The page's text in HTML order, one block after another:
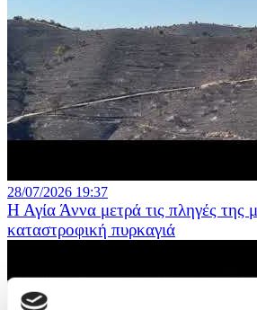
28/07/2026 19:37
Η Αγία Άννα μετρά τις πληγές της
καταστροφική πυρκαγιά